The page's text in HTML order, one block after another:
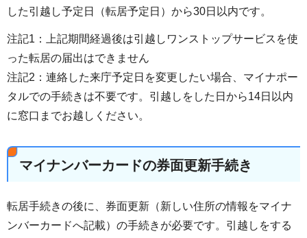
した引越し予定日（転居予定日）から30日以内です。
注記1：上記期間経過後は引越しワンストップサービスを使
った転居の届出はできません
注記2：連絡した来庁予定日を変更したい場合、マイナポー
タルでの手続きは不要です。引越しをした日から14日以内
に窓口までお越しください。
マイナンバーカードの券面更新手続き
転居手続きの後に、券面更新（新しい住所の情報をマイナ
ンバーカードへ記載）の手続きが必要です。引越しをする